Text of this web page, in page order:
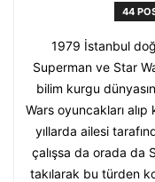
44
1979 İstanbul
Superman ve Star
bilim kurgu
Wars oyuncakları
yıllarda ailesi
çalışsa da orada da
takılarak bu türden